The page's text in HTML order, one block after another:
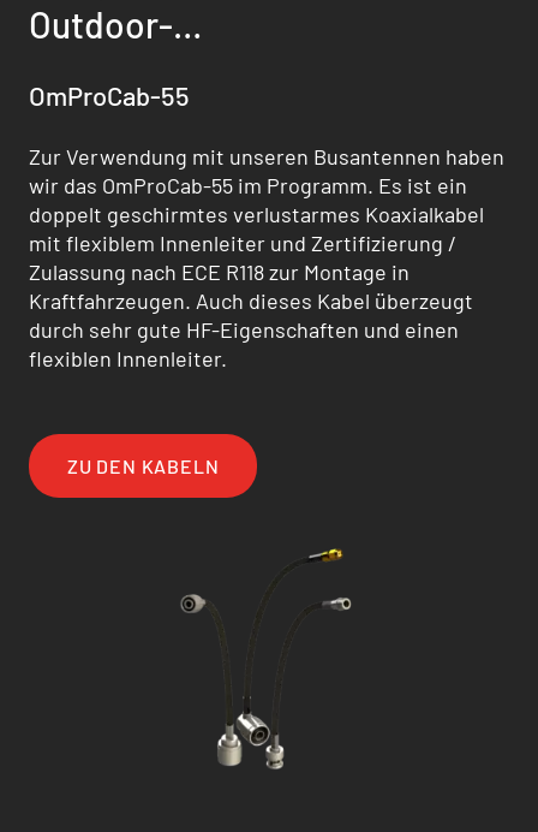
Outdoor-
OmProCab-55
Zur Verwendung mit unseren Busantennen haben
wir das OmProCab-55 im Programm. Es ist ein
doppelt geschirmtes verlustarmes Koaxialkabel
mit flexiblem Innenleiter und Zertifizierung /
Zulassung nach ECE R118 zur Montage in
Kraftfahrzeugen. Auch dieses Kabel überzeugt
durch sehr gute HF-Eigenschaften und einen
flexiblen Innenleiter.
ZU DEN KABELN